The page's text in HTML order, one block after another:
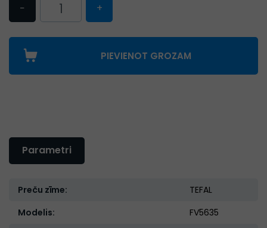
− +
PIEVIENOT GROZAM
Parametri
Preču zīme:
TEFAL
Modelis:
FV5635